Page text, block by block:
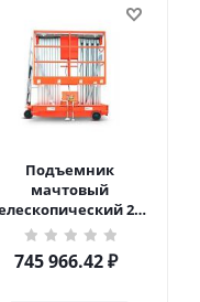
Подъемник
мачтовый
200
кг 10 м TOR GTWY10-
200S DC 2-мачтовый
(автономный) (N) в
745 966.42₽